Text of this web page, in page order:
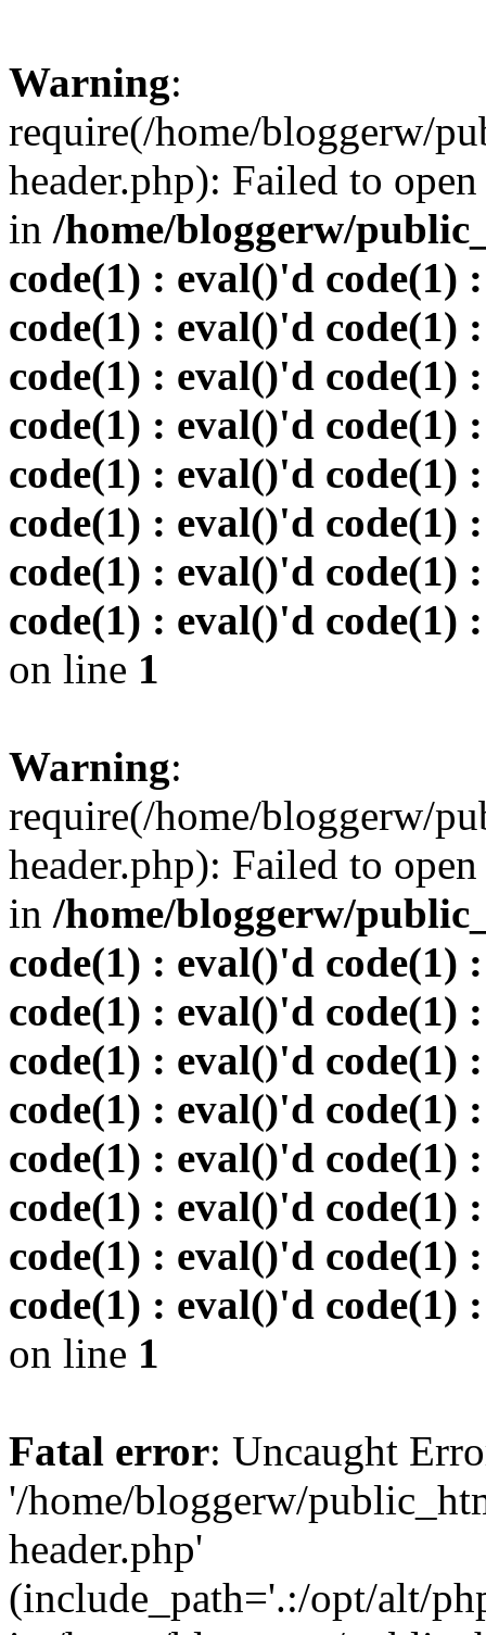
Warning:
require(/home/bloggerw/
header.php): Failed to
in /home/bloggerw/
code(1) : eval()'d code(1)
code(1) : eval()'d code(1)
code(1) : eval()'d code(1)
code(1) : eval()'d code(1)
code(1) : eval()'d code(1)
code(1) : eval()'d code(1)
code(1) : eval()'d code(1)
code(1) : eval()'d code(1)
on line 1
Warning:
require(/home/bloggerw/
header.php): Failed to
in /home/bloggerw/
code(1) : eval()'d code(1)
code(1) : eval()'d code(1)
code(1) : eval()'d code(1)
code(1) : eval()'d code(1)
code(1) : eval()'d code(1)
code(1) : eval()'d code(1)
code(1) : eval()'d code(1)
code(1) : eval()'d code(1)
on line 1
Fatal error: Uncaught
'/home/bloggerw/
header.php'
(include_path='.:/opt/alt/